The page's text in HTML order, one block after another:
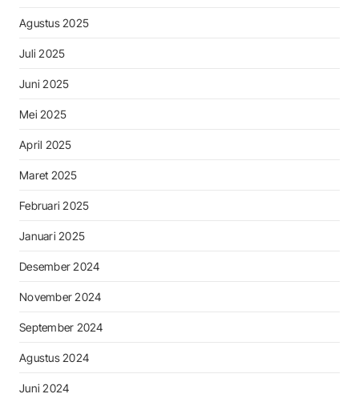
Agustus 2025
Juli 2025
Juni 2025
Mei 2025
April 2025
Maret 2025
Februari 2025
Januari 2025
Desember 2024
November 2024
September 2024
Agustus 2024
Juni 2024